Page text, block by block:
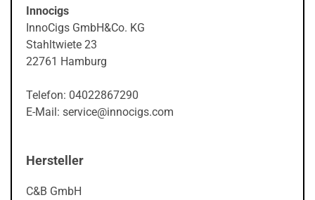
Innocigs
InnoCigs GmbH&Co. KG
Stahltwiete 23
22761 Hamburg
Telefon: 04022867290
E-Mail: service@innocigs.com
Hersteller
C&B GmbH